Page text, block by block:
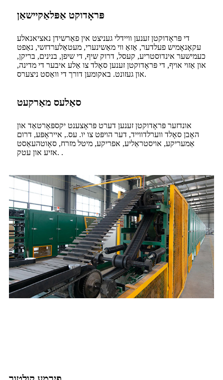
פּראָדוקט אַפּלאַקיישאַן
די פּראָדוקטן זענען וויידלי געניצט אין פאַרשידן נאציאנאלע
עקאָנאָמיש פעלדער, אַזאַ ווי מאַשינערי, מעטאַלערדזשי, נאַפט
כעמישער אינדוסטריע, קעסל, דרוק שיף, די שיפן, בנינים, בריקן,
און אַזוי אויף, די פּראָדוקטן זענען סאָלד צו אַלע איבער די מדינה,
און געזונט. באקומען דורך די וואַסט ניצערס.
סאַלעס מאַרקעט
אונדזער פּראָדוקטן זענען דערט פּראָצענט יקספּאָרטאַד און
האָבן סאָלד ווערלדווייד, דער הויפּט צו יו. עס., אייראָפּע, דרום
אַמעריקע, אויסטראַליע, אפריקע, מיטל מזרח, סאָוטהעאַסט
אזיע און עטק. .